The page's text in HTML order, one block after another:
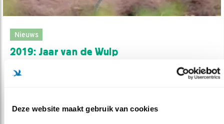
Deze website maakt gebruik van cookies
Nieuws
2019: Jaar van de Wulp
24.11.18
De grootste steltlopersoort is uitgeroepen tot
lees meer